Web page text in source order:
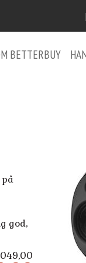
BETTERBUY
god,